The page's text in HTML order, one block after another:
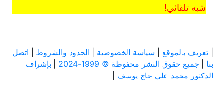
شبه تلقائي!
تعريف بالموقع سياسة الخصوصية الحدود والشروط
اتصل
بنا
جميع حقوق النشر محفوظة © 1999-2024
بإشراف
الدكتور محمد علي حاج يوسف